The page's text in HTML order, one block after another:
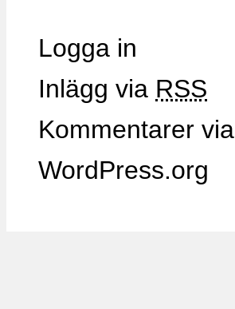
Logga in
Inlägg via RSS
Kommentarer via
WordPress.org